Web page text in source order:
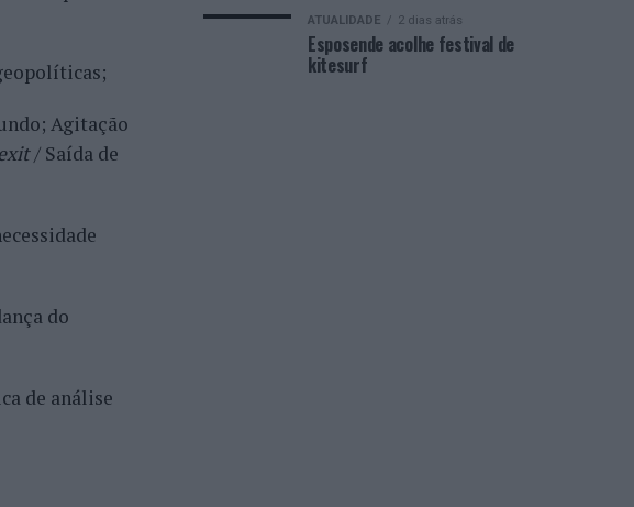
Agitação
/ Saída de
do
de análise
ATUALIDADE 2 dias atrás
Esposende acolhe festival de
kitesurf